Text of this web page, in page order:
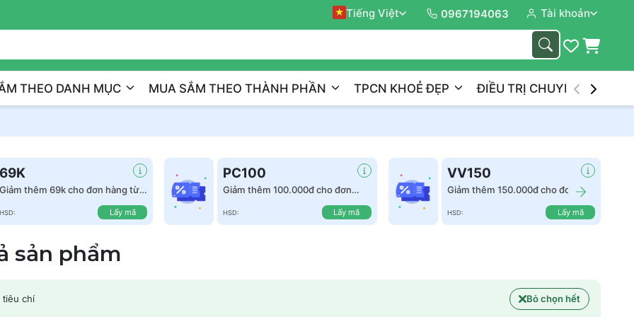
Đồng Hành Cùng Bạn Trên Hành Trình
Tiếng Việt 0967194063
Tài khoản
THEO DANH MỤC MUA SẮM THEO THÀNH PHẦN TPCN KHOẺ ĐẸP ĐIỀU TRỊ CHUYÊN NGHIỆP
69K
Giảm thêm 69k cho đơn hàng từ
HSD: Lấy mã
PC100
Giảm thêm 100.000đ cho đơn
HSD: Lấy mã
VV150
Giảm thêm 150.000đ cho đơn
HSD: Lấy mã
sản phẩm
tiêu chí Bỏ chọn hết